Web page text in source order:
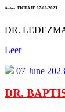
Autor: FICHAJE 07-06-2023
DR.
Leer
07 June 2023
DR.